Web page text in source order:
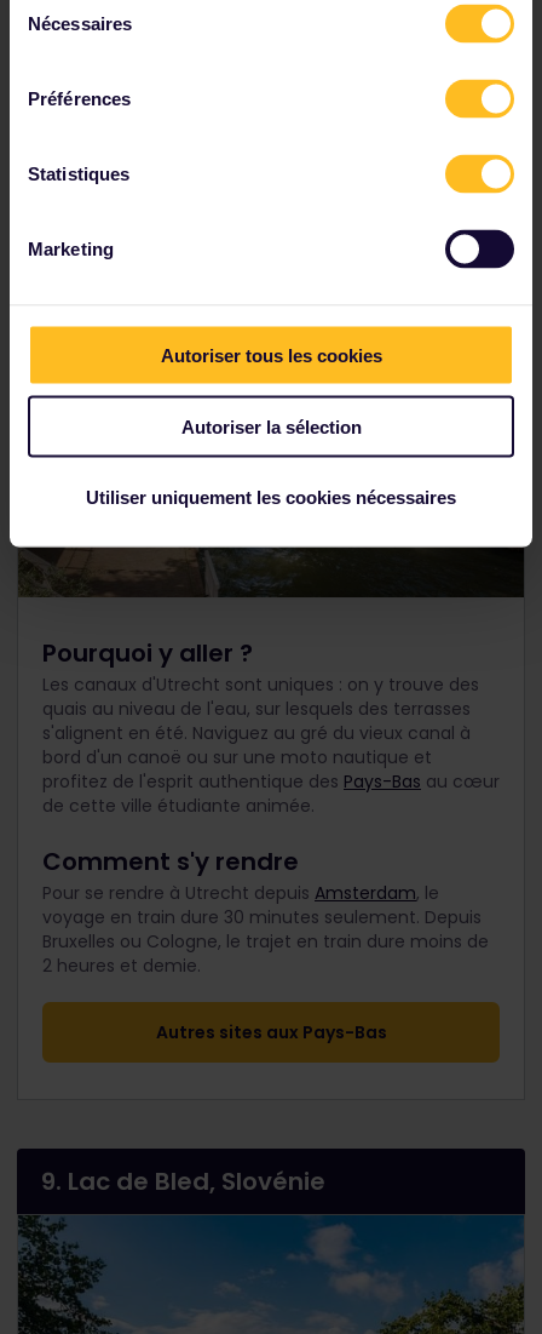
Nécessaires
Préférences
Statistiques
Marketing
Autoriser tous les cookies
Autoriser la sélection
Utiliser uniquement les cookies nécessaires
Budapest, prenez un train de nuit jusqu'à Sibiu, puis
rejoignez Sighişoara en 3 heures.
Pourquoi y aller ?
Les canaux d'Utrecht sont uniques : on y trouve des
quais au niveau de l'eau, sur lesquels des terrasses
s'alignent en été. Naviguez au gré du vieux canal à
bord d'un canoë ou sur une moto nautique et
profitez de l'esprit authentique des Pays-Bas au cœur
de cette ville étudiante animée.
Comment s'y rendre
Pour se rendre à Utrecht depuis Amsterdam, le
voyage en train dure 30 minutes seulement. Depuis
Bruxelles ou Cologne, le trajet en train dure moins de
2 heures et demie.
Autres sites aux Pays-Bas
9. Lac de Bled, Slovénie